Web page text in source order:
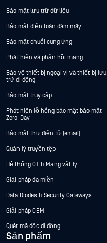
Bảo mật lưu trữ dữ liệu
Bảo mật điện toán đám mây
Bảo mật chuỗi cung ứng
Phát hiện và phản hồi mạng
Bảo vệ thiết bị ngoại vi và thiết bị lưu
trữ di động
Bảo mật truy cập
Phát hiện lỗ hổng bảo mật bảo mật
Zero-Day
Bảo mật thư điện tử (email)
Quản lý truyền tệp
Hệ thống OT & Mạng vật lý
Giải pháp đa miền
Data Diodes & Security Gateways
Giải pháp OEM
Quét mã độc di động
Sản phẩm